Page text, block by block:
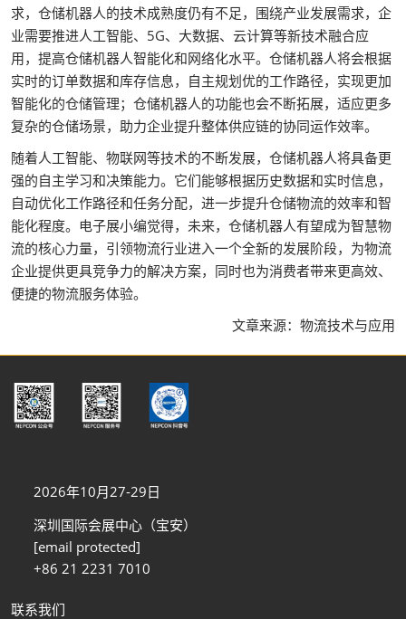
求，仓储机器人的技术成熟度仍有不足，围绕产业发展需求，企
业需要推进人工智能、5G、大数据、云计算等新技术融合应
用，提高仓储机器人智能化和网络化水平。仓储机器人将会根据
实时的订单数据和库存信息，自主规划优的工作路径，实现更加
智能化的仓储管理；仓储机器人的功能也会不断拓展，适应更多
复杂的仓储场景，助力企业提升整体供应链的协同运作效率。
随着人工智能、物联网等技术的不断发展，仓储机器人将具备更
强的自主学习和决策能力。它们能够根据历史数据和实时信息，
自动优化工作路径和任务分配，进一步提升仓储物流的效率和智
能化程度。电子展小编觉得，未来，仓储机器人有望成为智慧物
流的核心力量，引领物流行业进入一个全新的发展阶段，为物流
企业提供更具竞争力的解决方案，同时也为消费者带来更高效、
便捷的物流服务体验。
文章来源：物流技术与应用
2026年10月27-29日
深圳国际会展中心（宝安）
[email protected]
+86 21 2231 7010
联系我们